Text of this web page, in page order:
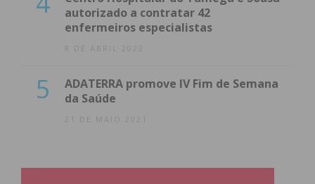
autorizado a contratar 42
enfermeiros especialistas
8 DE ABRIL 2022
5
ADATERRA promove IV Fim de Semana
da Saúde
21 DE MAIO 2021